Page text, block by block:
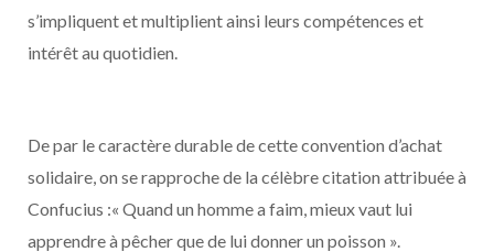
s’impliquent et multiplient ainsi leurs compétences et
intérêt au quotidien.
De par le caractère durable de cette convention d’achat
solidaire, on se rapproche de la célèbre citation attribuée à
Confucius :« Quand un homme a faim, mieux vaut lui
apprendre à pêcher que de lui donner un poisson ».